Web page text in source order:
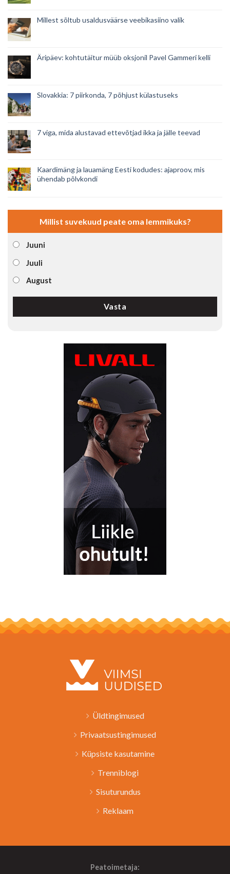
Millest sõltub usaldusväärse veebikasiino valik
Äripäev: kohtutäitur müüb oksjonil Pavel Gammeri kelli
Slovakkia: 7 piirkonda, 7 põhjust külastuseks
7 viga, mida alustavad ettevõtjad ikka ja jälle teevad
Kaardimäng ja lauamäng Eesti kodudes: ajaproov, mis
ühendab põlvkondi
Millist suvekuud peate oma lemmikuks?
Juuni
Juuli
August
Üldtingimused
Privaatsustingimused
Küpsiste kasutamine
Trenniblogi
Sisuturundus
Reklaam
Peatoimetaja: